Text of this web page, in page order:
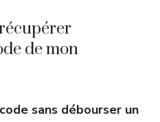
de mon
sans débourser un